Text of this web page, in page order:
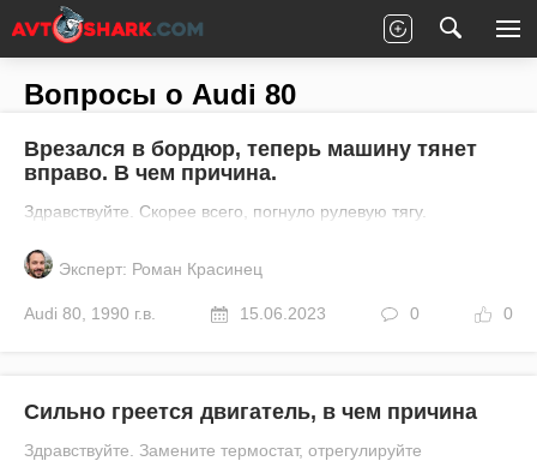
Главная Все вопросы
Вопросы о Audi 80
Врезался в бордюр, теперь машину тянет
вправо. В чем причина.
Здравствуйте. Скорее всего, погнуло рулевую тягу.
Эксперт: Роман Красинец
Audi 80 1990 г.в. 15.06.2023 0 0
Сильно греется двигатель, в чем причина
Здравствуйте. Замените термостат, отрегулируйте